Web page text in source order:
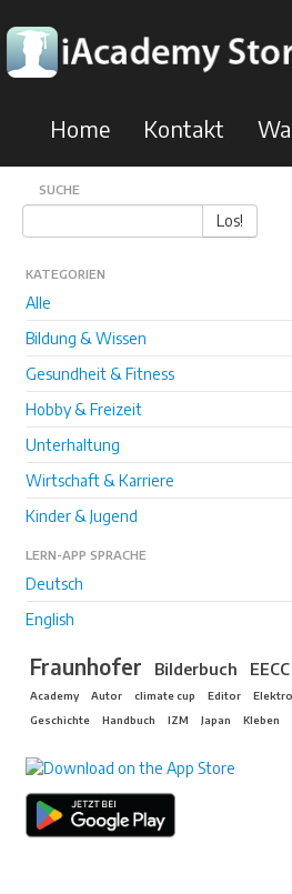
Home Kontakt
SUCHE
Los!
KATEGORIEN
Alle
Bildung & Wissen
Gesundheit & Fitness
Hobby & Freizeit
Unterhaltung
Wirtschaft & Karriere
Kinder & Jugend
LERN-APP SPRACHE
Deutsch
English
Fraunhofer Bilderbuch EECC
Academy Autor climate cup Editor
Geschichte
Handbuch IZM Japan Kleben